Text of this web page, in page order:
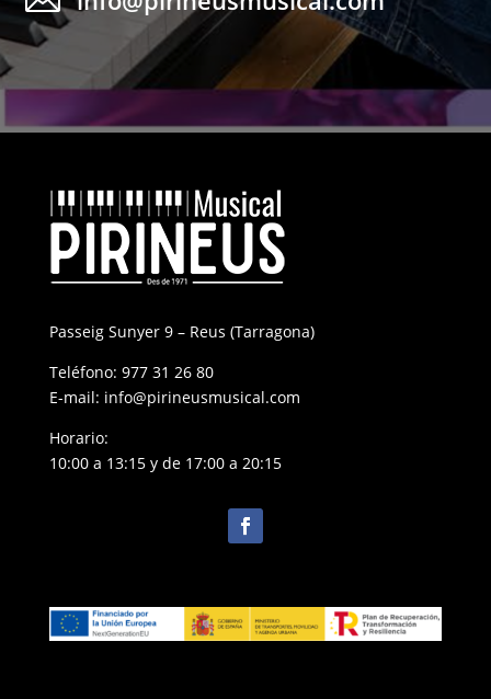
Passeig Sunyer 9 – Reus (Tarragona)
Teléfono: 977 31 26 80
E-mail: info@pirineusmusical.com
Horario:
10:00 a 13:15 y de 17:00 a 20:15